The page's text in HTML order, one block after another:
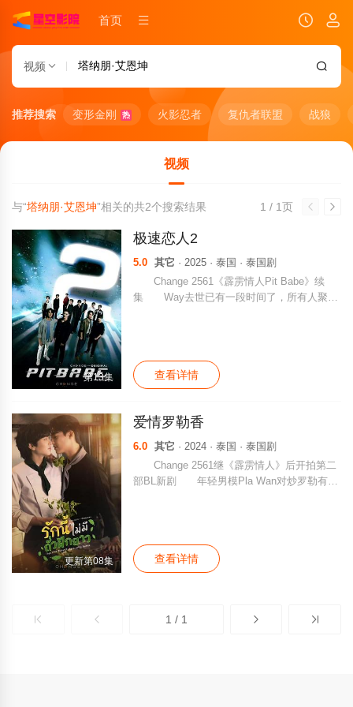
首页
视频
推荐搜索 变形金刚 热 火影忍者 复仇者联盟 战狼
视频
1 / 1页
与“塔纳朋·艾恩坤”相关的共2个搜索结果
第13集
极速恋人2
5.0 其它 · 2025 · 泰国 · 泰国剧
Change 2561《霹雳情人Pit Babe》续
集 Way去世已有一段时间了，所有人聚在
查看详情
更新第08集
爱情罗勒香
6.0 其它 · 2024 · 泰国 · 泰国剧
Change 2561继《霹雳情人》后开拍第二
部BL新剧 年轻男模Pla Wan对炒罗勒有着
以其精湛的烹饪技艺而闻名， 它也以整洁和
精致而闻名，以至于让许多专业厨师还心存敬
畏，像他这样的业余厨师一定能够克服最严峻
的接班人。据说他还是一个严重的完美主义
查看详情
1 / 1